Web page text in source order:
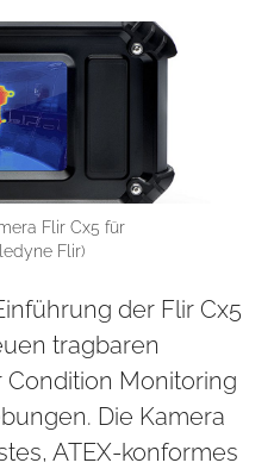
Flir Cx5 für
Flir)
der Flir Cx5
tragbaren
Monitoring
Die Kamera
ATEX-konformes